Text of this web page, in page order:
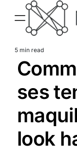
content
Estimated
read
time
5 min read
ses
look